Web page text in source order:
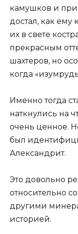
камушков и
достал, как ему
их в свете
прекрасным
шахтеров, но
когда
Именно тогда
наткнулись на
очень ценное.
был
Александрит.
Это довольно
относительно
другими
историей.